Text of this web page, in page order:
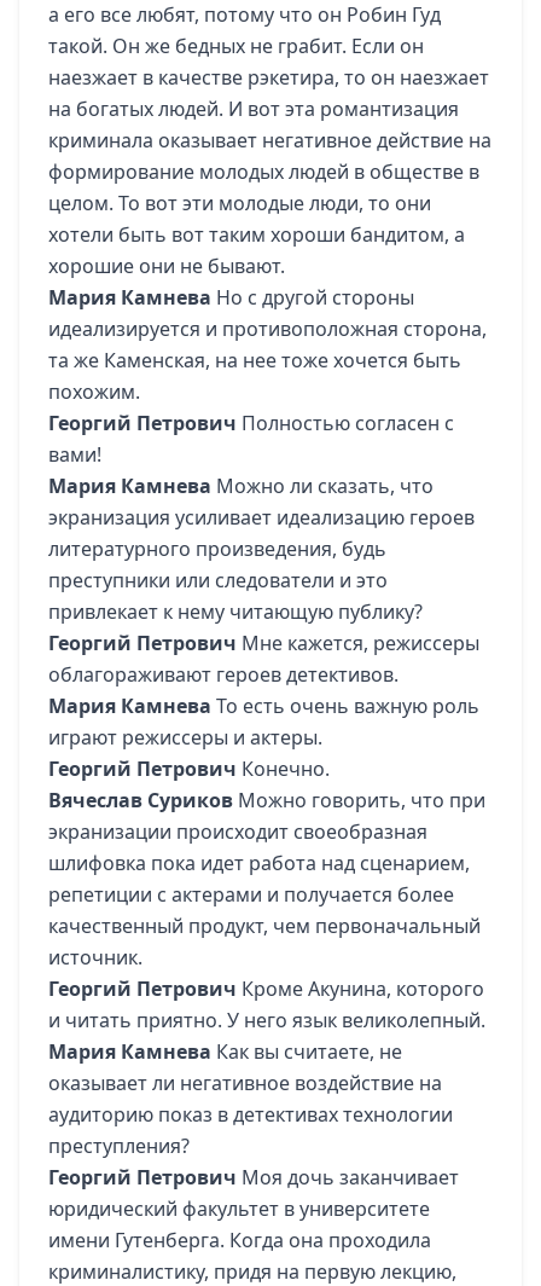
а его все любят, потому что он Робин Гуд
такой. Он же бедных не грабит. Если он
наезжает в качестве рэкетира, то он наезжает
на богатых людей. И вот эта романтизация
криминала оказывает негативное действие на
формирование молодых людей в обществе в
целом. То вот эти молодые люди, то они
хотели быть вот таким хороши бандитом, а
хорошие они не бывают.
Мария Камнева Но с другой стороны
идеализируется и противоположная сторона,
та же Каменская, на нее тоже хочется быть
похожим.
Георгий Петрович Полностью согласен с
вами!
Мария Камнева Можно ли сказать, что
экранизация усиливает идеализацию героев
литературного произведения, будь
преступники или следователи и это
привлекает к нему читающую публику?
Георгий Петрович Мне кажется, режиссеры
облагораживают героев детективов.
Мария Камнева То есть очень важную роль
играют режиссеры и актеры.
Георгий Петрович Конечно.
Вячеслав Суриков Можно говорить, что при
экранизации происходит своеобразная
шлифовка пока идет работа над сценарием,
репетиции с актерами и получается более
качественный продукт, чем первоначальный
источник.
Георгий Петрович Кроме Акунина, которого
и читать приятно. У него язык великолепный.
Мария Камнева Как вы считаете, не
оказывает ли негативное воздействие на
аудиторию показ в детективах технологии
преступления?
Георгий Петрович Моя дочь заканчивает
юридический факультет в университете
имени Гутенберга. Когда она проходила
криминалистику, придя на первую лекцию,